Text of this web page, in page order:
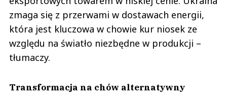
zmaga się z przerwami w dostawach energii,
która jest kluczowa w chowie kur niosek ze
względu na światło niezbędne w produkcji –
tłumaczy.
Transformacja na chów alternatywny